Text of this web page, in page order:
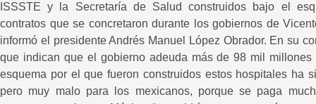
ISSSTE y la Secretaría de Salud construidos bajo el
contratos que se concretaron durante los gobiernos de
informó el presidente Andrés Manuel López Obrador. En su
que indican que el gobierno adeuda más de 98 mil
esquema por el que fueron construidos estos hospitales ha
pero muy malo para los mexicanos, porque se paga